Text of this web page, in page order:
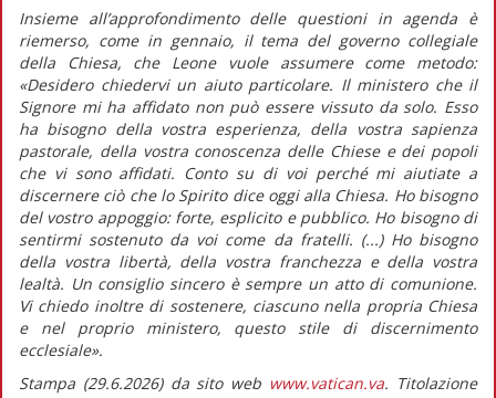
Insieme all’approfondimento delle questioni in agenda è
riemerso, come in gennaio, il tema del governo collegiale
della Chiesa, che Leone vuole assumere come metodo:
«Desidero chiedervi un aiuto particolare. Il ministero che il
Signore mi ha affidato non può essere vissuto da solo. Esso
ha bisogno della vostra esperienza, della vostra sapienza
pastorale, della vostra conoscenza delle Chiese e dei popoli
che vi sono affidati. Conto su di voi perché mi aiutiate a
discernere ciò che lo Spirito dice oggi alla Chiesa. Ho bisogno
del vostro appoggio: forte, esplicito e pubblico. Ho bisogno di
sentirmi sostenuto da voi come da fratelli. (...) Ho bisogno
della vostra libertà, della vostra franchezza e della vostra
lealtà. Un consiglio sincero è sempre un atto di comunione.
Vi chiedo inoltre di sostenere, ciascuno nella propria Chiesa
e nel proprio ministero, questo stile di discernimento
ecclesiale».
Stampa (29.6.2026) da sito web www.vatican.va. Titolazione